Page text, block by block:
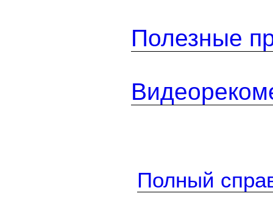
Полезные
Полный